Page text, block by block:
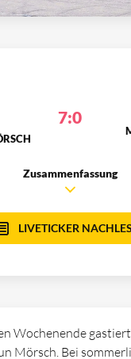
7:0
Zusammenfassung
LIVETICKER
Wochenende
Mörsch. Bei